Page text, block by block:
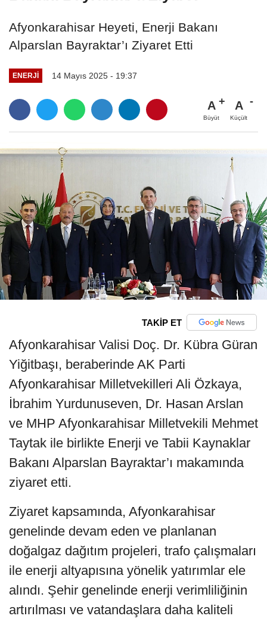
Afyonkarahisar Heyeti, Enerji Bakanı
Alparslan Bayraktar’ı Ziyaret Etti
ENERJI 14 Mayıs 2025 - 19:37
A
Büyüt
A
Küçült
TAKİP ET
Afyonkarahisar Valisi Doç. Dr. Kübra Güran
Yiğitbaşı, beraberinde AK Parti
Afyonkarahisar Milletvekilleri Ali Özkaya,
İbrahim Yurdunuseven, Dr. Hasan Arslan
ve MHP Afyonkarahisar Milletvekili Mehmet
Taytak ile birlikte Enerji ve Tabii Kaynaklar
Bakanı Alparslan Bayraktar’ı makamında
ziyaret etti.
Ziyaret kapsamında, Afyonkarahisar
genelinde devam eden ve planlanan
doğalgaz dağıtım projeleri, trafo çalışmaları
ile enerji altyapısına yönelik yatırımlar ele
alındı. Şehir genelinde enerji verimliliğinin
artırılması ve vatandaşlara daha kaliteli